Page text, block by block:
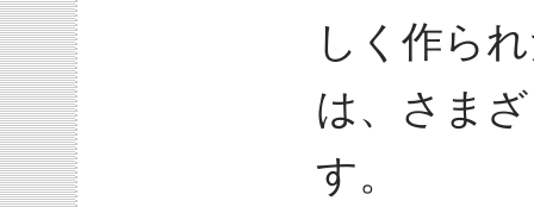
しく作ら
は、さま
す。